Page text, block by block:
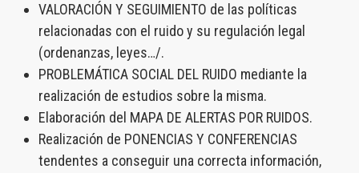
VALORACIÓN Y SEGUIMIENTO de las políticas
relacionadas con el ruido y su regulación legal
(ordenanzas, leyes…/.
PROBLEMÁTICA SOCIAL DEL RUIDO mediante la
realización de estudios sobre la misma.
Elaboración del MAPA DE ALERTAS POR RUIDOS.
Realización de PONENCIAS Y CONFERENCIAS
tendentes a conseguir una correcta información,